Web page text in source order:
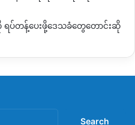
ပ်တန့်ပေးဖို့ဒေသခံတွေတောင်းဆို